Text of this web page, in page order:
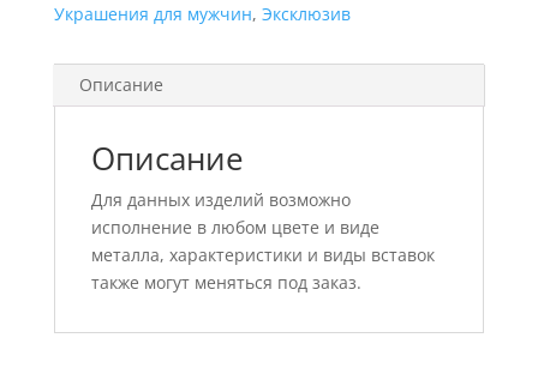
Украшения для мужчин, Эксклюзив
Описание
Описание
Для данных изделий возможно
исполнение в любом цвете и виде
металла, характеристики и виды вставок
также могут меняться под заказ.